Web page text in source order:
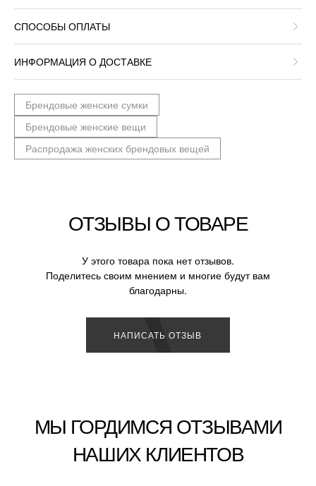
СПОСОБЫ ОПЛАТЫ
ИНФОРМАЦИЯ О ДОСТАВКЕ
Брендовые женские сумки
Брендовые женские вещи
Распродажа женских брендовых вещей
ОТЗЫВЫ О ТОВАРЕ
У этого товара пока нет отзывов.
Поделитесь своим мнением и многие будут вам
благодарны.
НАПИСАТЬ ОТЗЫВ
МЫ ГОРДИМСЯ ОТЗЫВАМИ
НАШИХ КЛИЕНТОВ